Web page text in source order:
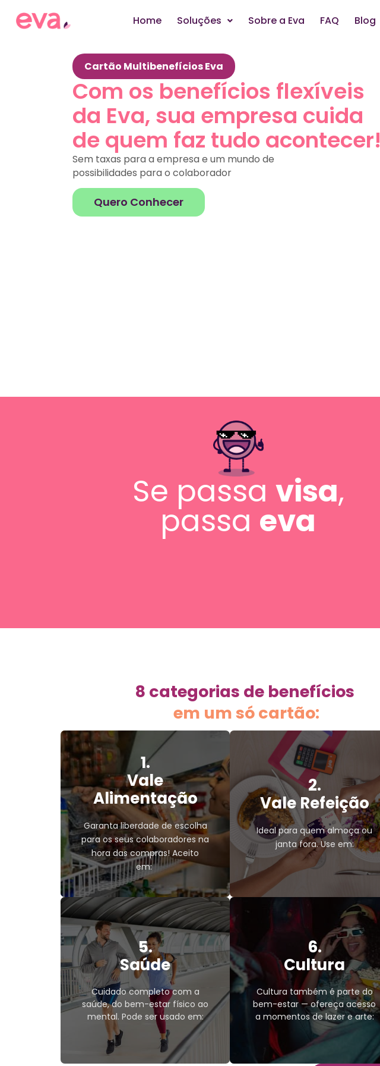
Home Soluções Sobre a Eva FAQ Blog
Cartão Multibenefícios Eva
Com os benefícios flexíveis
da Eva, sua empresa cuida
de quem faz tudo acontecer!
Sem taxas para a empresa e um mundo de
possibilidades para o colaborador
Quero Conhecer
Se passa visa,
passa eva
8 categorias de benefícios
em um só cartão:
1.
Vale
Alimentação
Garanta liberdade de escolha
para os seus colaboradores na
hora das compras! Aceito
em:
Vale Alimentação
Mercearias;
Supermercados;
Sacolões;
Açougues.
2.
Vale Refeição
Ideal para quem almoça ou
janta fora. Use em:
Restaurantes;
Lanchonetes;
Cafeterias;
Padarias;
Aplicativos de
delivery.
5.
Saúde
Cuidado completo com a
saúde, do bem-estar físico ao
mental. Pode ser usado em:
6.
Cultura
Cultura também é parte do
bem-estar — ofereça acesso
a momentos de lazer e arte: